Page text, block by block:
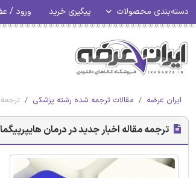
دسته‌بندی محصولات پیگیری خرید ورود /
ایران عرضه مقالات ترجمه شده رشته پزشکی
ترجمه مقاله اخبار جدید در درمان